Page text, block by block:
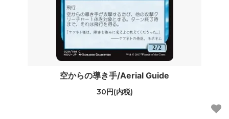
空からの導き手/Aerial Guide
30円(内税)